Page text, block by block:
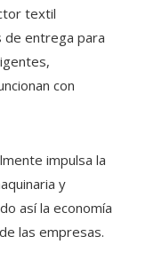
textil
de entrega para
con
impulsa la
y
así la economía
las empresas.